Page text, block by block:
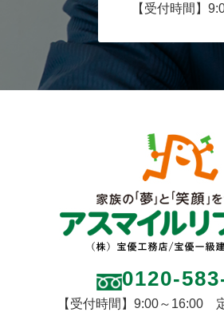
【受付時間】
0120-
【受付時間】9:00～16:00